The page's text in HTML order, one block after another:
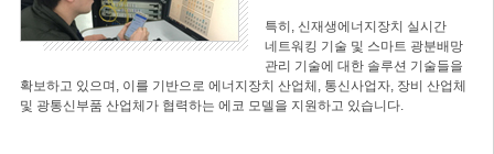
특히, 신재생에너지장치 실시간
네트워킹 기술 및 스마트 광분배망
관리 기술에 대한 솔루션 기술들을
확보하고 있으며, 이를 기반으로 에너지장치 산업체, 통신사업자, 장비 산업체
및 광통신부품 산업체가 협력하는 에코 모델을 지원하고 있습니다.